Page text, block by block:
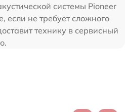
системы Pioneer
если не требует сложного
технику в сервисный